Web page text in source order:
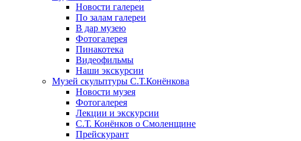
Новости галереи
По залам галереи
В дар музею
Фотогалерея
Пинакотека
Видеофильмы
Наши экскурсии
Музей скульптуры С.Т.Конёнкова
Новости музея
Фотогалерея
Лекции и экскурсии
С.Т. Конёнков о Смоленщине
Прейскурант